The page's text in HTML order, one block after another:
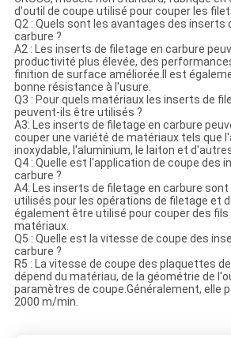
d'outil de coupe utilisé pour couper les
Q2 : Quels sont les avantages des inserts
carbure ?
A2 : Les inserts de filetage en carbure
productivité plus élevée, des
finition de surface améliorée.Il est
bonne résistance à l'usure.
Q3 : Pour quels matériaux les inserts de
peuvent-ils être utilisés ?
A3: Les inserts de filetage en carbure
couper une variété de matériaux tels que
inoxydable, l'aluminium, le laiton et
Q4 : Quelle est l'application de coupe des
carbure ?
A4: Les inserts de filetage en carbure
utilisés pour les opérations de filetage et
également être utilisé pour couper des fils
matériaux.
Q5 : Quelle est la vitesse de coupe des
carbure ?
R5 : La vitesse de coupe des plaquettes
dépend du matériau, de la géométrie de
paramètres de coupe.Généralement, elle
2000 m/min.